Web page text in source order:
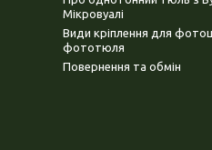
Мікровуалі
Види кріплення для
фототюля
Повернення та обмін